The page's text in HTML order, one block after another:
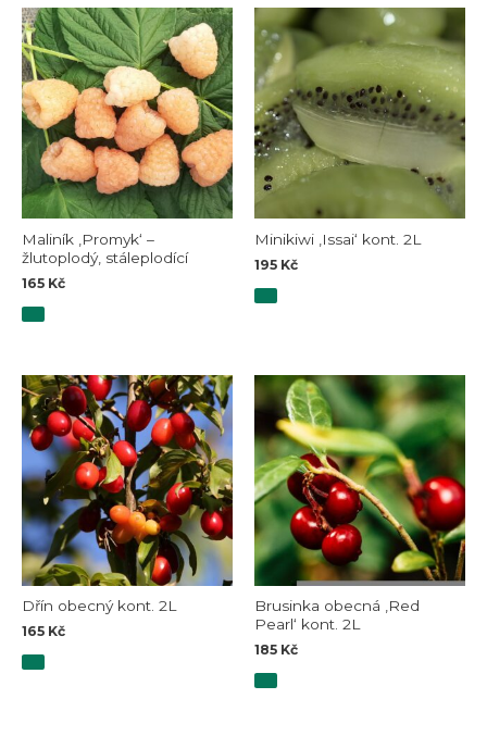
Maliník ‚Promyk‘ –
žlutoplodý, stáleplodící
165 Kč
Minikiwi ‚Issai‘ kont. 2L
195 Kč
Dřín obecný kont. 2L
165 Kč
Brusinka obecná ‚Red
Pearl‘ kont. 2L
185 Kč